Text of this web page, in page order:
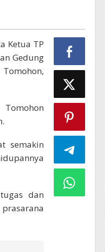
Ketua TP
Gedung
Tomohon
semakin
dan